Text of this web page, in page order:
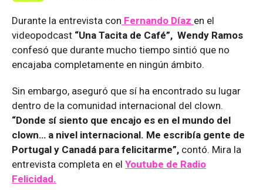
Durante la entrevista con Fernando Díaz en el
videopodcast “Una Tacita de Café”, Wendy Ramos
confesó que durante mucho tiempo sintió que no
encajaba completamente en ningún ámbito.
Sin embargo, aseguró que sí ha encontrado su lugar
dentro de la comunidad internacional del clown.
“Donde sí siento que encajo es en el mundo del
clown… a nivel internacional. Me escribía gente de
Portugal y Canadá para felicitarme”, contó. Mira la
entrevista completa en el Youtube de Radio
Felicidad.